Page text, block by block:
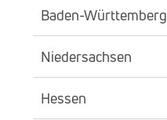
Baden-Württemberg
Niedersachsen
Hessen